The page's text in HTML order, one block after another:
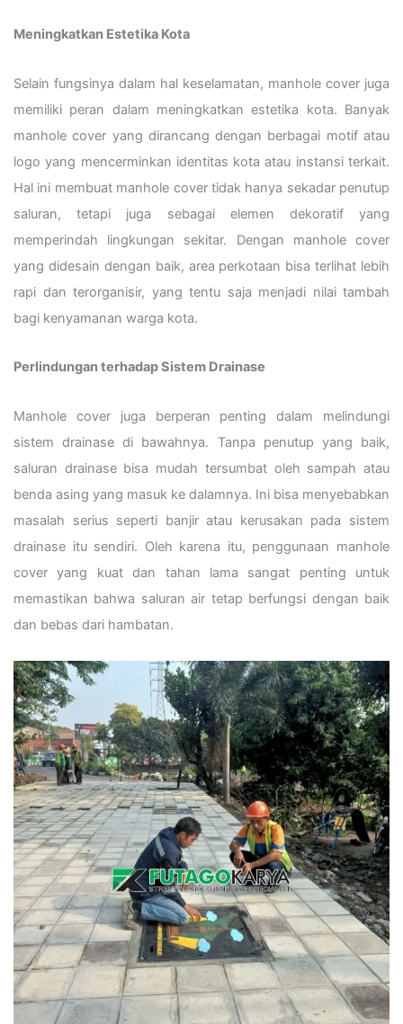
Meningkatkan Estetika Kota
Selain fungsinya dalam hal keselamatan, manhole cover juga
memiliki peran dalam meningkatkan estetika kota. Banyak
manhole cover yang dirancang dengan berbagai motif atau
logo yang mencerminkan identitas kota atau instansi terkait.
Hal ini membuat manhole cover tidak hanya sekadar penutup
saluran, tetapi juga sebagai elemen dekoratif yang
memperindah lingkungan sekitar. Dengan manhole cover
yang didesain dengan baik, area perkotaan bisa terlihat lebih
rapi dan terorganisir, yang tentu saja menjadi nilai tambah
bagi kenyamanan warga kota.
Perlindungan terhadap Sistem Drainase
Manhole cover juga berperan penting dalam melindungi
sistem drainase di bawahnya. Tanpa penutup yang baik,
saluran drainase bisa mudah tersumbat oleh sampah atau
benda asing yang masuk ke dalamnya. Ini bisa menyebabkan
masalah serius seperti banjir atau kerusakan pada sistem
drainase itu sendiri. Oleh karena itu, penggunaan manhole
cover yang kuat dan tahan lama sangat penting untuk
memastikan bahwa saluran air tetap berfungsi dengan baik
dan bebas dari hambatan.